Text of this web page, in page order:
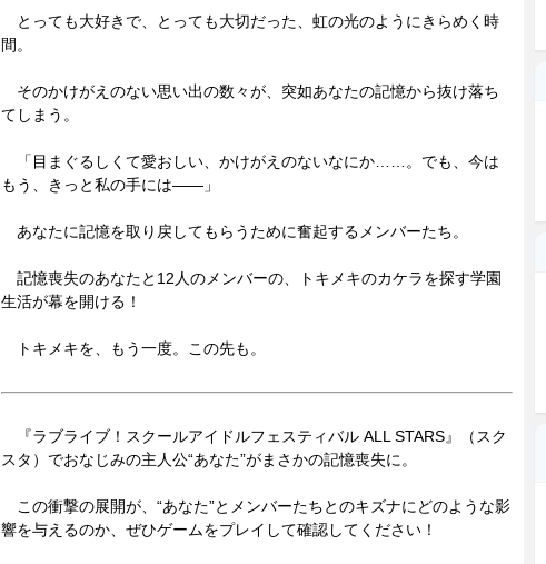
とっても大好きで、とっても大切だった、虹の光のようにきらめく時
間。
そのかけがえのない思い出の数々が、突如あなたの記憶から抜け落ち
てしまう。
「目まぐるしくて愛おしい、かけがえのないなにか……。でも、今は
もう、きっと私の手には——」
あなたに記憶を取り戻してもらうために奮起するメンバーたち。
記憶喪失のあなたと12人のメンバーの、トキメキのカケラを探す学園
生活が幕を開ける！
トキメキを、もう一度。この先も。
『ラブライブ！スクールアイドルフェスティバル ALL STARS』（スク
スタ）でおなじみの主人公“あなた”がまさかの記憶喪失に。
この衝撃の展開が、“あなた”とメンバーたちとのキズナにどのような影
響を与えるのか、ぜひゲームをプレイして確認してください！